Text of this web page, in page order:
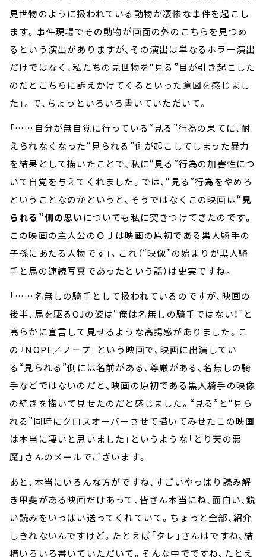
見世物のように扱われている動物が凄惨な事件を起こし
ます。事件現場でその動物が画面の外のこちらを見つめ
るという演出がありますが、その演出は単なるホラー演出
だけではなく、私たちの見世物を“見る”目が引き起こした
のだとこちらに訴えかけてくるといった意図を感じまし
た」。で、ちょっといろいろ書いていただいて。
「……自分が無自覚に行っている“見る”行為の果てに、耐
えられなくなった“見られる”側が起こしてしまった暴力
を結果として描いたことで、私に“見る”行為の加害性につ
いて自覚を与えてくれました。では、“見る”行為をやめろ
ということなのかというと、そうではなくこの映画は“見
られる”側の思いについても私に突きつけてきたのです。
この映画の主人公のＯＪは映画の原初である黒人騎手の
子孫にあたる人物です」。これ（“映像”の始まりが黒人騎
手と馬の連続写真であったという話）は史実ですね。
「……名無しの騎手として扱われているのですが、映画の
後半、馬を駆るOJの姿は“俺は名無しの騎手ではない！”と
高らかに宣言して見せるような高揚感がありました。こ
の『NOPE／ノープ』という映画で、映画に出演してい
る“見られる”側には名前がある、尊厳がある、名無しの騎
手などではないのだと、映画の原初である黒人騎手の映像
の続きを描いて見せたのだと感じました。“見る”と“見ら
れる”同時にクロスオーバーさせて描いてみせたこの映画
は本当に凄いと思いました」というような「とり天の悪
魔」さんのメールでございます。
あと、本当にいろんな方がですね、すごいやっぱり読み解
き甲斐がある映画だけあって、皆さん本当にね、面白い、鋭
い読みをいっぱい送ってくれていて。ちょっと全部、紹介
しきれないんですけど。たとえば「タレ」さんはですね、結
構いろいろ書いていただいて。そんな中でですね、たとえ